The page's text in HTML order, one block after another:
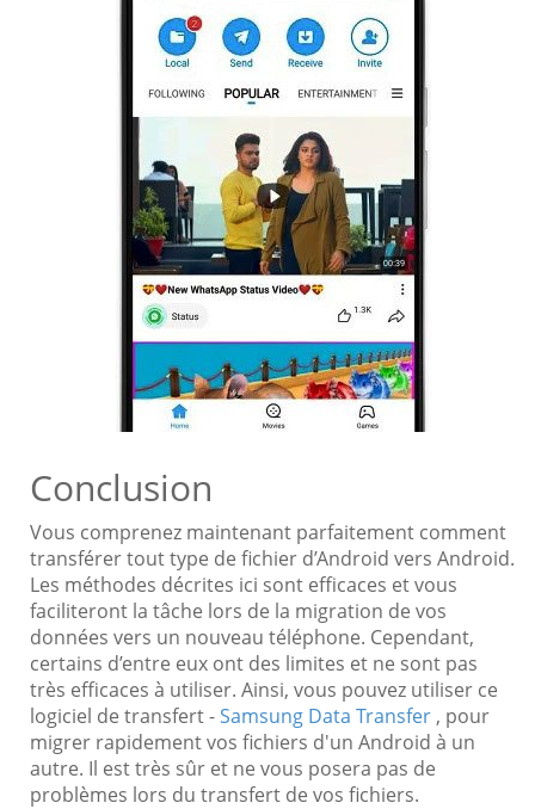
Conclusion
Vous comprenez maintenant parfaitement comment
transférer tout type de fichier d’Android vers Android.
Les méthodes décrites ici sont efficaces et vous
faciliteront la tâche lors de la migration de vos
données vers un nouveau téléphone. Cependant,
certains d’entre eux ont des limites et ne sont pas
très efficaces à utiliser. Ainsi, vous pouvez utiliser ce
logiciel de transfert -Samsung Data Transfer , pour
migrer rapidement vos fichiers d'un Android à un
autre. Il est très sûr et ne vous posera pas de
problèmes lors du transfert de vos fichiers.